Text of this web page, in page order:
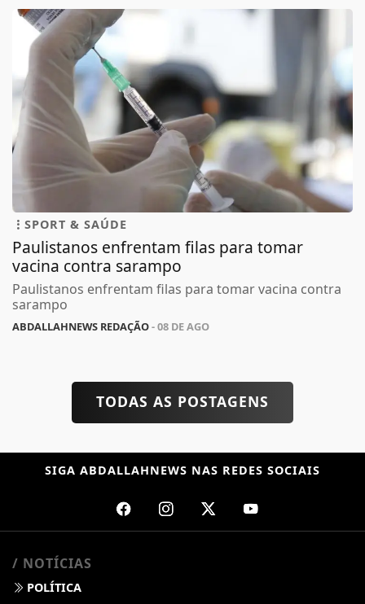
SPORT & SAÚDE
Paulistanos enfrentam filas para tomar
vacina contra sarampo
Paulistanos enfrentam filas para tomar vacina contra
sarampo
ABDALLAHNEWS REDAÇÃO- 08 DE AGO
TODAS AS POSTAGENS
SIGA ABDALLAHNEWS NAS REDES SOCIAIS
/ NOTÍCIAS
POLÍTICA